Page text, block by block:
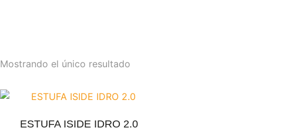
Mostrando el único resultado
ESTUFA ISIDE IDRO 2.0